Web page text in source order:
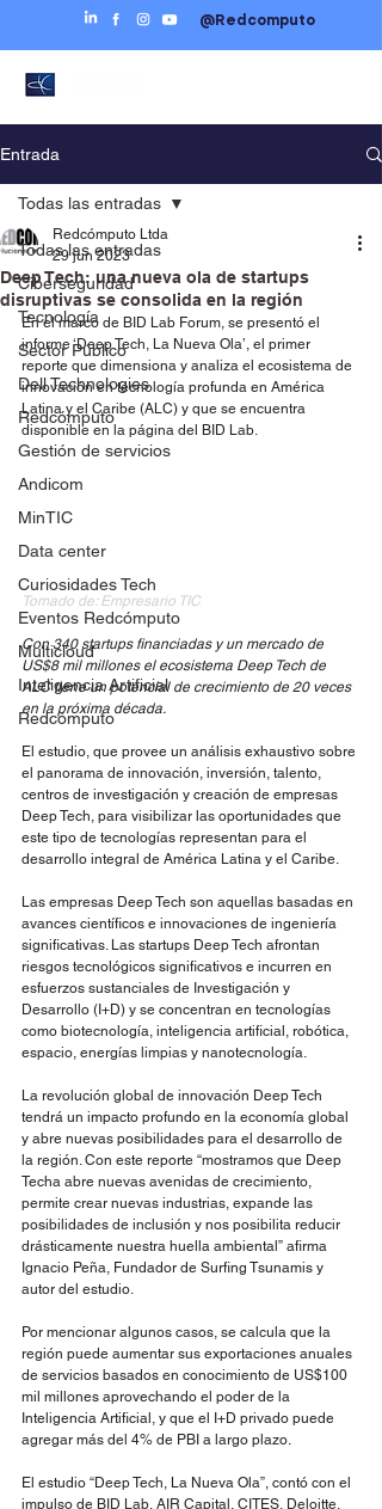
@Redcomputo
Entrada
Todas las entradas
Ciberseguridad
Tecnología
Sector Público
Dell Technologies
Redcómputo
Gestión de servicios
Andicom
MinTIC
Data center
Curiosidades Tech
Eventos Redcómputo
Multicloud
Inteligencia Artificial
Redcómputo
Todas las entradas
Deep Tech: una nueva ola de startups
disruptivas se consolida en la región
Redcómputo Ltda
29 jun 2023
En el marco de BID Lab Forum, se presentó el
informe ‘Deep Tech, La Nueva Ola’, el primer
reporte que dimensiona y analiza el ecosistema de
innovación en tecnología profunda en América
Latina y el Caribe (ALC) y que se encuentra
disponible en la página del BID Lab.
Tomado de: Empresario TIC
Con 340 startups financiadas y un mercado de
US$8 mil millones el ecosistema Deep Tech de
ALC tiene un potencial de crecimiento de 20 veces
en la próxima década.
El estudio, que provee un análisis exhaustivo sobre
el panorama de innovación, inversión, talento,
centros de investigación y creación de empresas
Deep Tech, para visibilizar las oportunidades que
este tipo de tecnologías representan para el
desarrollo integral de América Latina y el Caribe.
Las empresas Deep Tech son aquellas basadas en
avances científicos e innovaciones de ingeniería
significativas. Las startups Deep Tech afrontan
riesgos tecnológicos significativos e incurren en
esfuerzos sustanciales de Investigación y
Desarrollo (I+D) y se concentran en tecnologías
como biotecnología, inteligencia artificial, robótica,
espacio, energías limpias y nanotecnología.
La revolución global de innovación Deep Tech
tendrá un impacto profundo en la economía global
y abre nuevas posibilidades para el desarrollo de
la región. Con este reporte “mostramos que Deep
Techa abre nuevas avenidas de crecimiento,
permite crear nuevas industrias, expande las
posibilidades de inclusión y nos posibilita reducir
drásticamente nuestra huella ambiental” afirma
Ignacio Peña, Fundador de Surfing Tsunamis y
autor del estudio.
Por mencionar algunos casos, se calcula que la
región puede aumentar sus exportaciones anuales
de servicios basados en conocimiento de US$100
mil millones aprovechando el poder de la
Inteligencia Artificial, y que el I+D privado puede
agregar más del 4% de PBI a largo plazo.
El estudio “Deep Tech, La Nueva Ola”, contó con el
impulso de BID Lab, AIR Capital, CITES, Deloitte,